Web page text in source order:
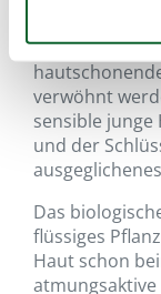
Damit Deine
Gleichgewicht
verwöhnt
sensible
und der
Das
flüssiges
Haut schon